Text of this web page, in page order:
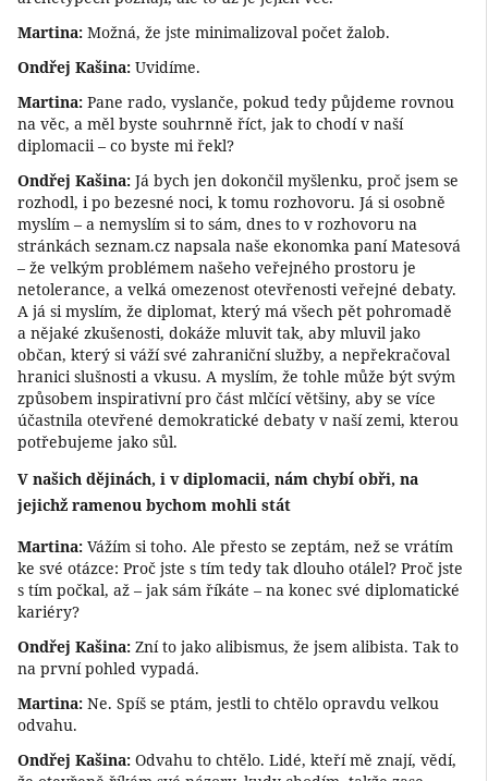
Martina: Možná, že jste minimalizoval počet žalob.
Ondřej Kašina: Uvidíme.
Martina: Pane rado, vyslanče, pokud tedy půjdeme rovnou
na věc, a měl byste souhrnně říct, jak to chodí v naší
diplomacii – co byste mi řekl?
Ondřej Kašina: Já bych jen dokončil myšlenku, proč jsem se
rozhodl, i po bezesné noci, k tomu rozhovoru. Já si osobně
myslím – a nemyslím si to sám, dnes to v rozhovoru na
stránkách seznam.cz napsala naše ekonomka paní Matesová
– že velkým problémem našeho veřejného prostoru je
netolerance, a velká omezenost otevřenosti veřejné debaty.
A já si myslím, že diplomat, který má všech pět pohromadě
a nějaké zkušenosti, dokáže mluvit tak, aby mluvil jako
občan, který si váží své zahraniční služby, a nepřekračoval
hranici slušnosti a vkusu. A myslím, že tohle může být svým
způsobem inspirativní pro část mlčící většiny, aby se více
účastnila otevřené demokratické debaty v naší zemi, kterou
potřebujeme jako sůl.
V našich dějinách, i v diplomacii, nám chybí obři, na
jejichž ramenou bychom mohli stát
Martina: Vážím si toho. Ale přesto se zeptám, než se vrátím
ke své otázce: Proč jste s tím tedy tak dlouho otálel? Proč jste
s tím počkal, až – jak sám říkáte – na konec své diplomatické
kariéry?
Ondřej Kašina: Zní to jako alibismus, že jsem alibista. Tak to
na první pohled vypadá.
Martina: Ne. Spíš se ptám, jestli to chtělo opravdu velkou
odvahu.
Ondřej Kašina: Odvahu to chtělo. Lidé, kteří mě znají, vědí,